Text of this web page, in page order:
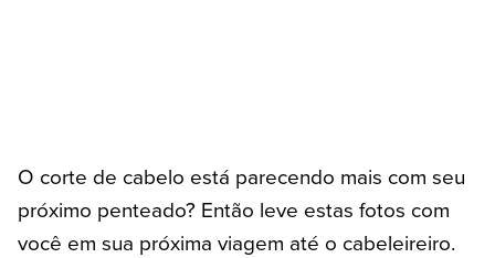
O corte de cabelo está parecendo mais com seu
próximo penteado? Então leve estas fotos com
você em sua próxima viagem até o cabeleireiro.